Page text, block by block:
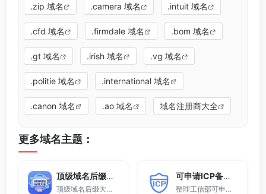
.zip 域名 .camera 域名 .intuit 域名
.cfd 域名 .firmdale 域名 .bom 域名
.gt 域名 .irish 域名 .vg 域名
.politie 域名 .international 域名
.canon 域名 .ao 域名 域名注册商大全
更多域名主题：
顶级域名后缀大全
顶级域名后缀大全收录全球已开放注册的所有TLD后缀，包括gTLD、ccTLD、品牌域名后缀等。
可申请ICP备案域名后缀大全
整理工信部可申请ICP网站备案的域名后缀大全。